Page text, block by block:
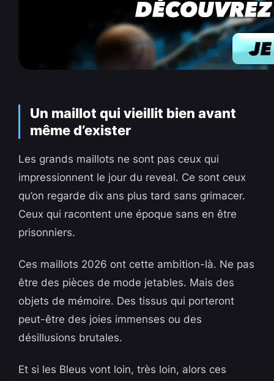
Un maillot qui vieillit bien avant
même d’exister
Les grands maillots ne sont pas ceux qui
impressionnent le jour du reveal. Ce sont ceux
qu’on regarde dix ans plus tard sans grimacer.
Ceux qui racontent une époque sans en être
prisonniers.
Ces maillots 2026 ont cette ambition-là. Ne pas
être des pièces de mode jetables. Mais des
objets de mémoire. Des tissus qui porteront
peut-être des joies immenses ou des
désillusions brutales.
Et si les Bleus vont loin, très loin, alors ces